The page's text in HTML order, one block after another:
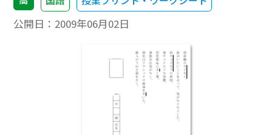
公開日： 2009年06月02日